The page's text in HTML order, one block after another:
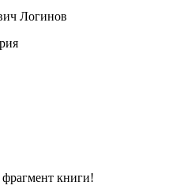
Логинов
книги!